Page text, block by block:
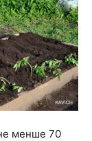
менше 70